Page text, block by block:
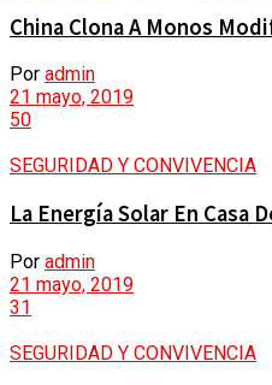
ALCALDES DE
ACTUALIDAD
VÍDEOS
PUBLICACIONES
China Clona A Monos
Por admin
21 mayo, 2019
50
SEGURIDAD Y CONVIVENCIA
La Energía Solar En Casa
Por admin
21 mayo, 2019
31
SEGURIDAD Y CONVIVENCIA